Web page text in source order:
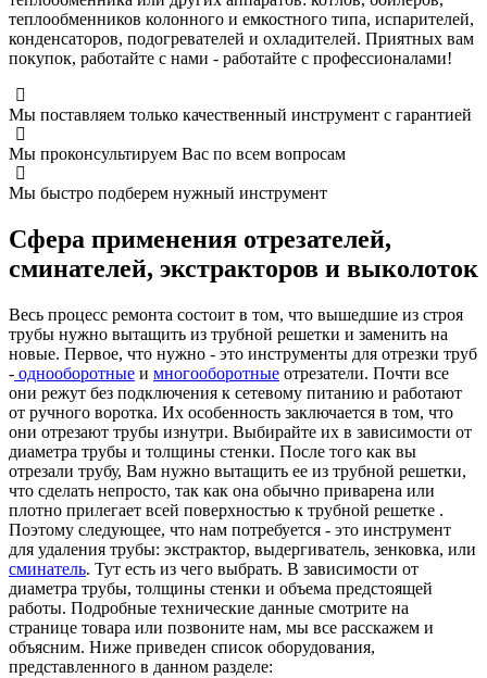
теплообменников колонного и емкостного типа, испарителей,
конденсаторов, подогревателей и охладителей. Приятных вам
покупок, работайте с нами - работайте с профессионалами!
Мы поставляем только качественный инструмент с гарантией
Мы проконсультируем Вас по всем вопросам
Мы быстро подберем нужный инструмент
Сфера применения отрезателей,
сминателей, экстракторов и выколоток
Весь процесс ремонта состоит в том, что вышедшие из строя
трубы нужно вытащить из трубной решетки и заменить на
новые. Первое, что нужно - это инструменты для отрезки труб
- однооборотные и многооборотные отрезатели. Почти все
они режут без подключения к сетевому питанию и работают
от ручного воротка. Их особенность заключается в том, что
они отрезают трубы изнутри. Выбирайте их в зависимости от
диаметра трубы и толщины стенки. После того как вы
отрезали трубу, Вам нужно вытащить ее из трубной решетки,
что сделать непросто, так как она обычно приварена или
плотно прилегает всей поверхностью к трубной решетке .
Поэтому следующее, что нам потребуется - это инструмент
для удаления трубы: экстрактор, выдергиватель, зенковка, или
сминатель. Тут есть из чего выбрать. В зависимости от
диаметра трубы, толщины стенки и объема предстоящей
работы. Подробные технические данные смотрите на
странице товара или позвоните нам, мы все расскажем и
объясним. Ниже приведен список оборудования,
представленного в данном разделе: